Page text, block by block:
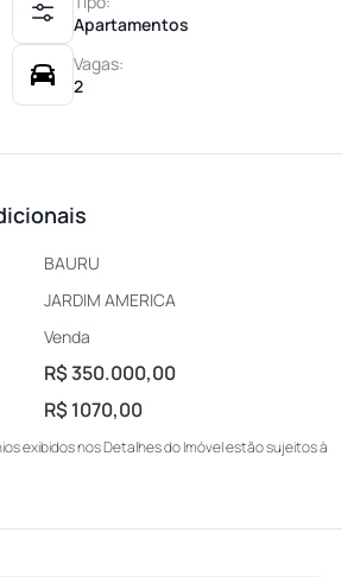
Apartamentos
Vagas:
2
BAURU
JARDIM AMERICA
Venda
R$ 350.000,00
R$ 1070,00
exibidos nos Detalhes do Imóvel estão sujeitos à